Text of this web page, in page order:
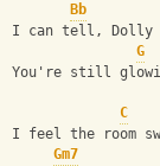
Bb
I can tell, Dolly
G
You're still
C
I feel the room
Gm7